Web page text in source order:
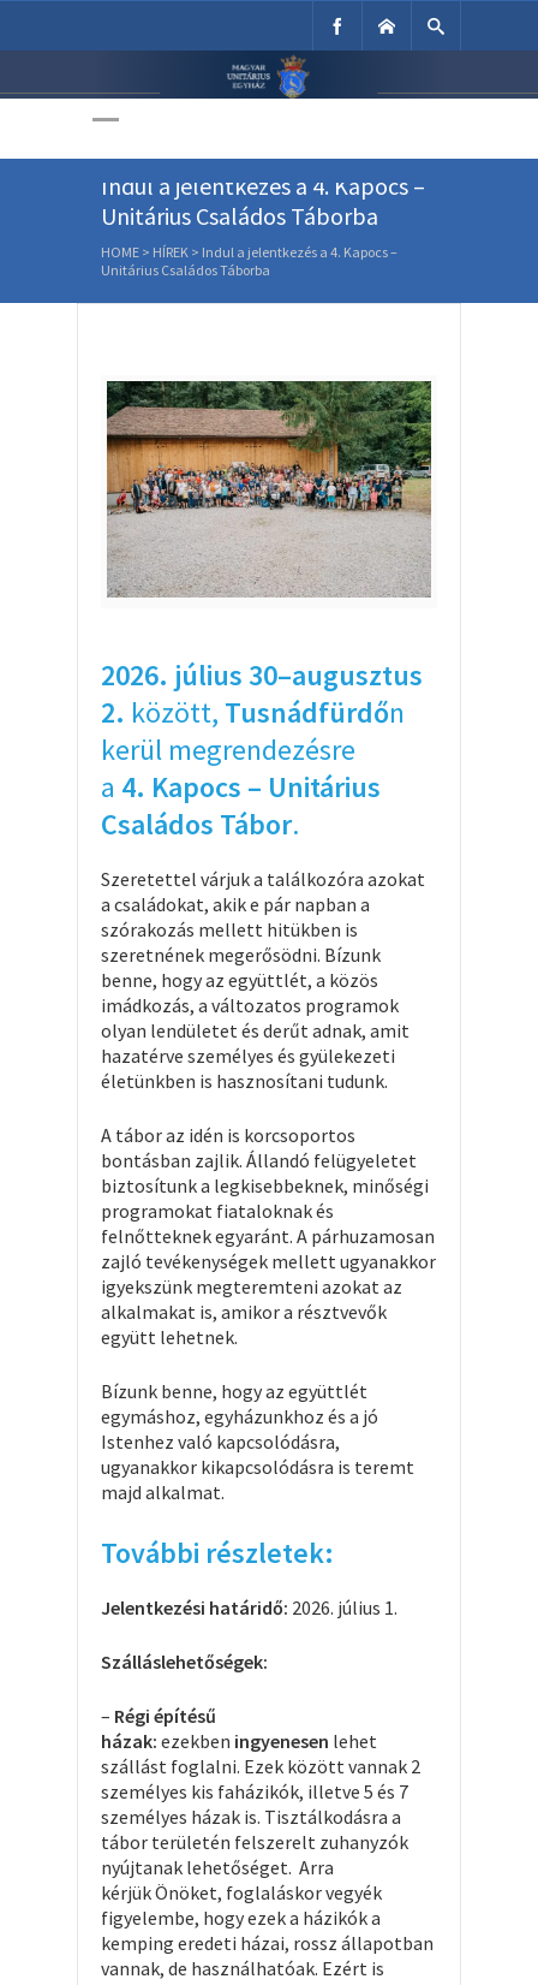
Unitárius Egyház
Indul a jelentkezés a 4. Kapocs –
Unitárius Családos Táborba
HOME > HÍREK > Indul a jelentkezés a 4. Kapocs –
Unitárius Családos Táborba
2026. július 30–augusztus
2. között, Tusnádfürdőn
kerül megrendezésre
a 4. Kapocs – Unitárius
Családos Tábor.
Szeretettel várjuk a találkozóra azokat
a családokat, akik e pár napban a
szórakozás mellett hitükben is
szeretnének megerősödni. Bízunk
benne, hogy az együttlét, a közös
imádkozás, a változatos programok
olyan lendületet és derűt adnak, amit
hazatérve személyes és gyülekezeti
életünkben is hasznosítani tudunk.
A tábor az idén is korcsoportos
bontásban zajlik. Állandó felügyeletet
biztosítunk a legkisebbeknek, minőségi
programokat fiataloknak és
felnőtteknek egyaránt. A párhuzamosan
zajló tevékenységek mellett ugyanakkor
igyekszünk megteremteni azokat az
alkalmakat is, amikor a résztvevők
együtt lehetnek.
Bízunk benne, hogy az együttlét
egymáshoz, egyházunkhoz és a jó
Istenhez való kapcsolódásra,
ugyanakkor kikapcsolódásra is teremt
majd alkalmat.
További részletek:
Jelentkezési határidő: 2026. július 1.
Szálláslehetőségek:
– Régi építésű
házak: ezekben ingyenesen lehet
szállást foglalni. Ezek között vannak 2
személyes kis faházikók, illetve 5 és 7
személyes házak is. Tisztálkodásra a
tábor területén felszerelt zuhanyzók
nyújtanak lehetőséget. Arra
kérjük Önöket, foglaláskor vegyék
figyelembe, hogy ezek a házikók a
kemping eredeti házai, rossz állapotban
vannak, de használhatóak. Ezért is